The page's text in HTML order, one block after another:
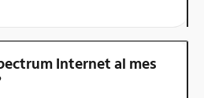
Internet al mes